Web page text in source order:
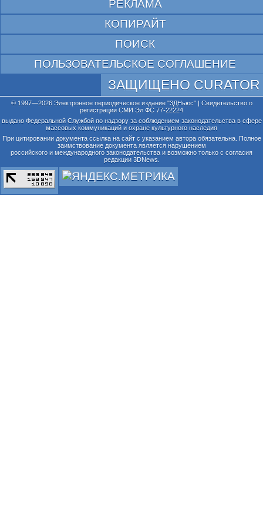
РЕКЛАМА
КОПИРАЙТ
ПОИСК
ПОЛЬЗОВАТЕЛЬСКОЕ СОГЛАШЕНИЕ
ЗАЩИЩЕНО CURATOR
© 1997—2026 Электронное периодическое издание "3ДНьюс" | Свидетельство о
регистрации СМИ Эл ФС 77-22224
выдано Федеральной Службой по надзору за соблюдением законодательства в сфере
массовых коммуникаций и охране культурного наследия
При цитировании документа ссылка на сайт с указанием автора обязательна. Полное
заимствование документа является нарушением
российского и международного законодательства и возможно только с согласия
редакции 3DNews.